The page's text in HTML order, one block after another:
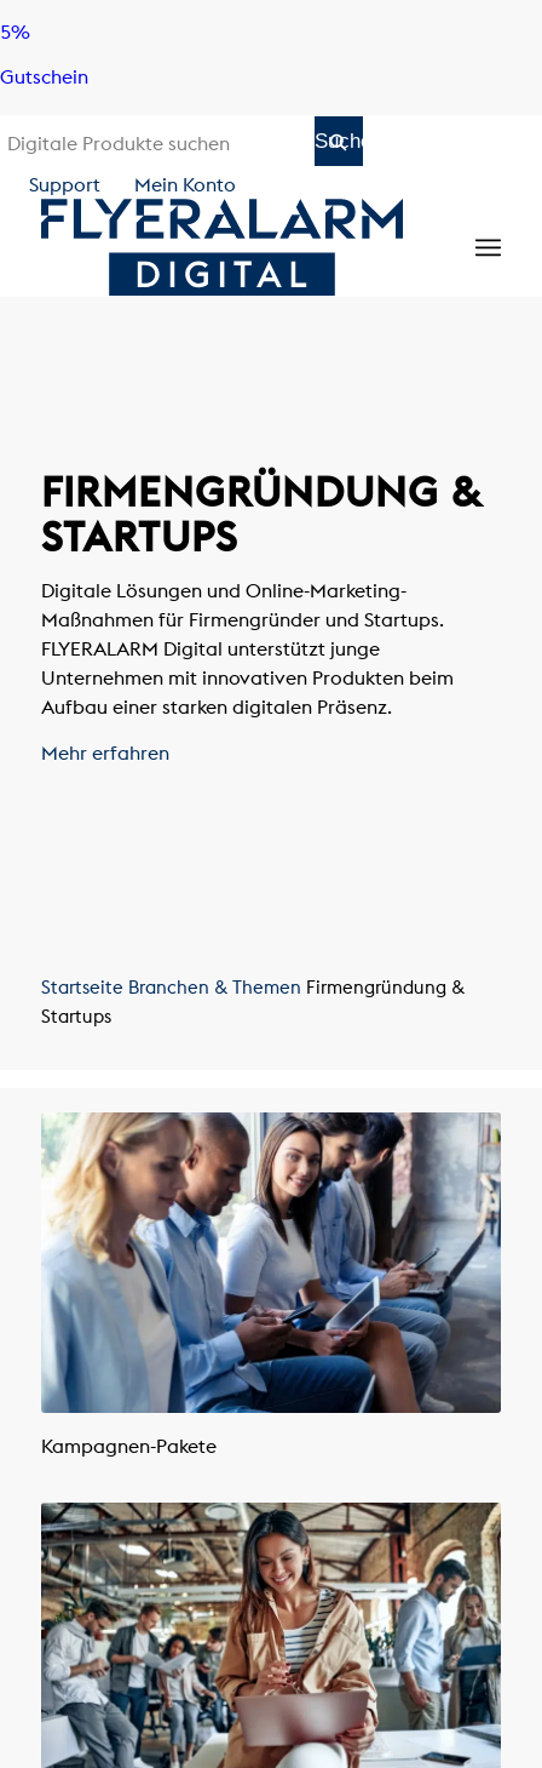
Skip
content
Skip
navigation
5%
Gutschein
Support Mein Konto
FIRMENGRÜNDUNG &
STARTUPS
Digitale Lösungen und Online-Marketing-
Maßnahmen für Firmengründer und Startups.
FLYERALARM Digital unterstützt junge
Unternehmen mit innovativen Produkten beim
Aufbau einer starken digitalen Präsenz.
Mehr erfahren
Startseite Branchen & Themen Firmengründung &
Startups
Kampagnen-Pakete